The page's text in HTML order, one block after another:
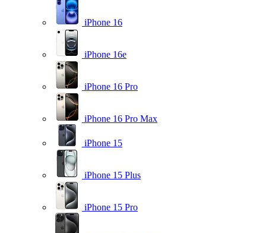
iPhone 16
iPhone 16e
iPhone 16 Pro
iPhone 16 Pro Max
iPhone 15
iPhone 15 Plus
iPhone 15 Pro